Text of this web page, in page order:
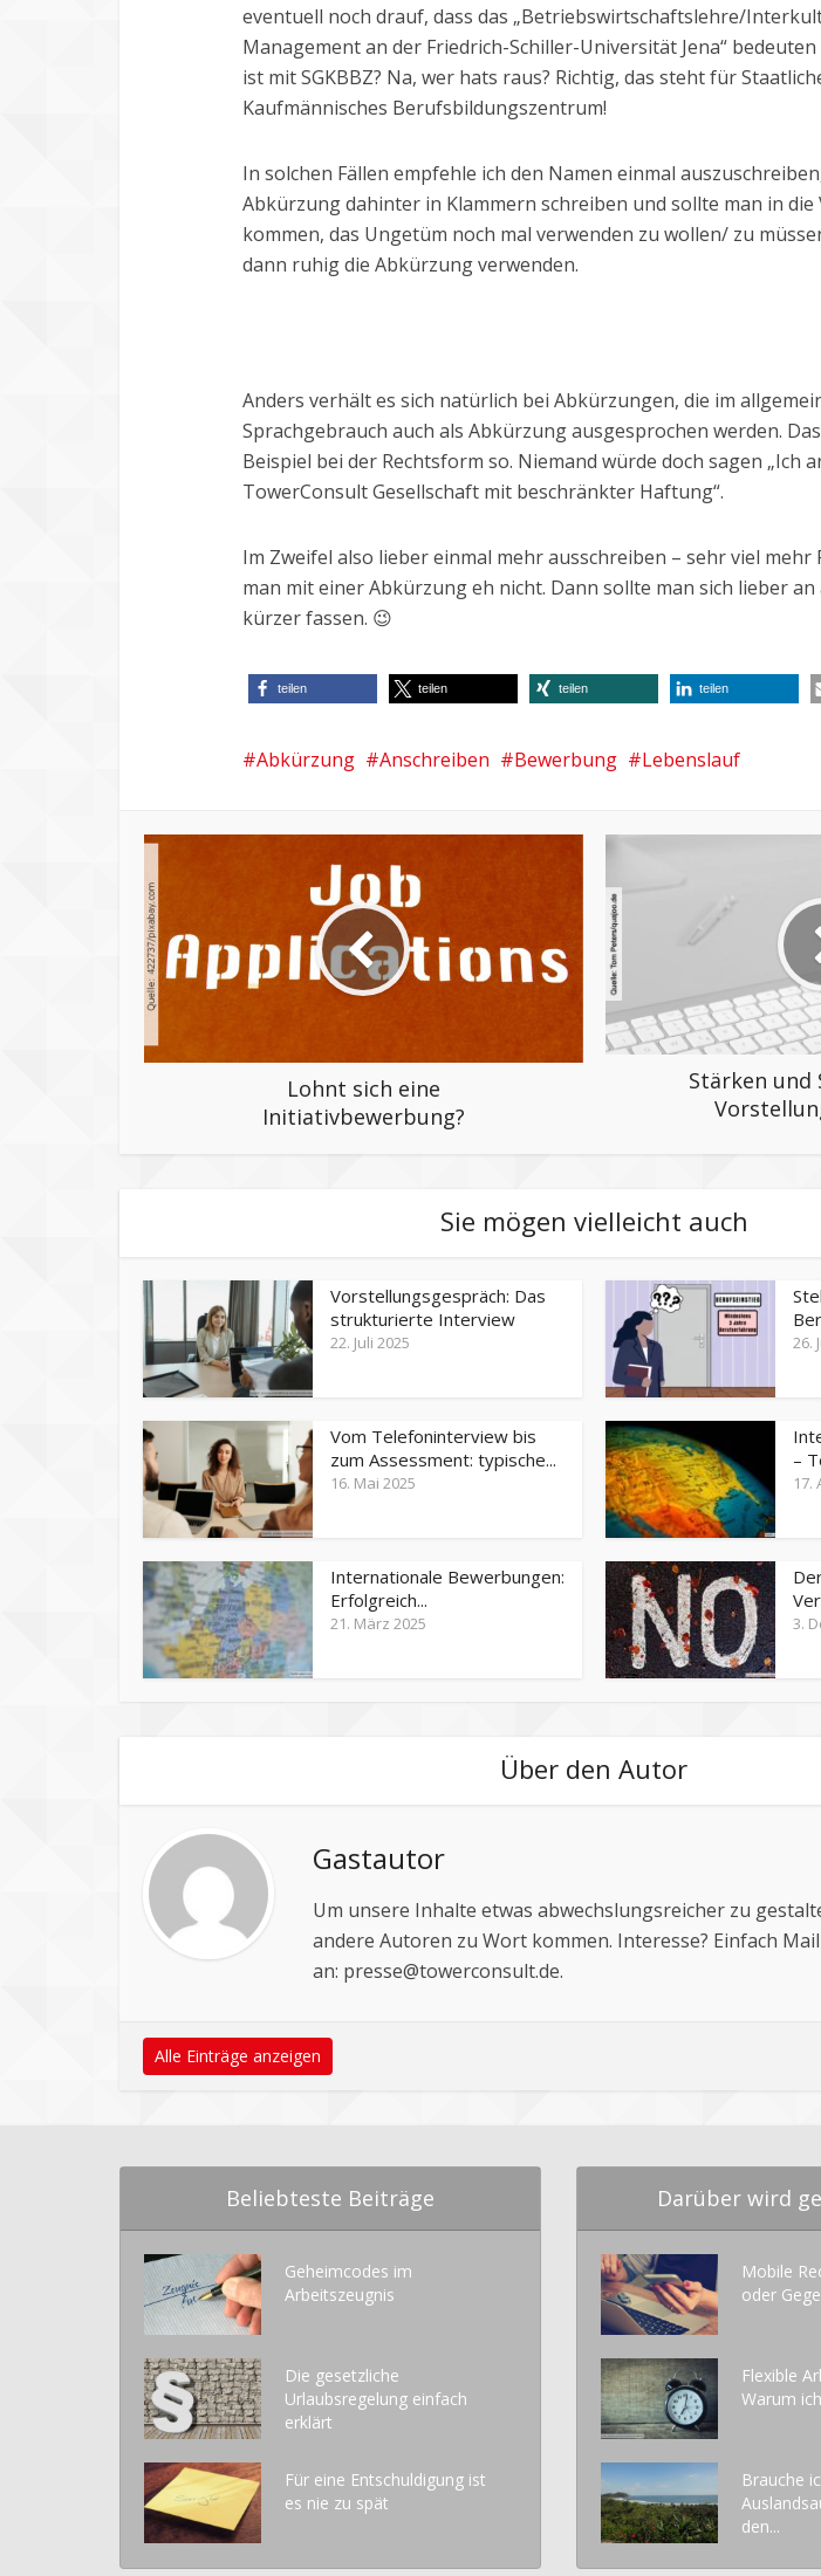
eventuell noch drauf, dass das „Betriebswirtschaftslehre/
Management an der Friedrich-Schiller-Universität Jena“ bedeuten
ist mit SGKBBZ? Na, wer hats raus? Richtig, das steht für
Kaufmännisches Berufsbildungszentrum!
In solchen Fällen empfehle ich den Namen einmal
Abkürzung dahinter in Klammern schreiben und sollte man in
kommen, das Ungetüm noch mal verwenden zu wollen/ zu
dann ruhig die Abkürzung verwenden.
Anders verhält es sich natürlich bei Abkürzungen, die im
Sprachgebrauch auch als Abkürzung ausgesprochen werden.
Beispiel bei der Rechtsform so. Niemand würde doch sagen „Ich
TowerConsult Gesellschaft mit beschränkter Haftung“.
Im Zweifel also lieber einmal mehr ausschreiben – sehr viel mehr
man mit einer Abkürzung eh nicht. Dann sollte man sich lieber an
kürzer fassen. 😉
teilen teilen teilen teilen
Abkürzung Anschreiben Bewerbung Lebenslauf
Lohnt sich eine
Initiativbewerbung?
Stärken und
Sie mögen vielleicht auch
Vorstellungsgespräch: Das
strukturierte Interview
22. Juli 2025 26.
Vom Telefoninterview bis
zum Assessment: typische...
16. Mai 2025
–
17.
Internationale Bewerbungen:
Erfolgreich...
21. März 2025 3.
Über den Autor
Gastautor
Um unsere Inhalte etwas abwechslungsreicher zu
andere Autoren zu Wort kommen. Interesse? Einfach
an: presse@towerconsult.de.
Alle Einträge anzeigen
Beliebteste Beiträge
Geheimcodes im
Arbeitszeugnis
Die gesetzliche
Urlaubsregelung einfach
erklärt
Für eine Entschuldigung ist
es nie zu spät
Darüber wird
Mobile
oder
Flexible
Warum
Brauche
den...